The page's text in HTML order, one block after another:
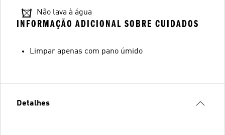
Não lava à água
INFORMAÇÃO ADICIONAL SOBRE CUIDADOS
Limpar apenas com pano úmido
Detalhes